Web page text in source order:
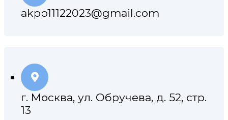
akpp11122023@gmail.com
г. Москва, ул. Обручева, д. 52, стр.
13